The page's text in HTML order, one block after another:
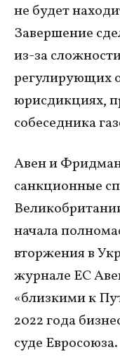
не будет
Завершение
из-за
регулирующих
юрисдикциях,
собеседника
Авен и
санкционные
начала
вторжения в
журнале ЕС
«близкими к
2022 года
суде Евросоюза.